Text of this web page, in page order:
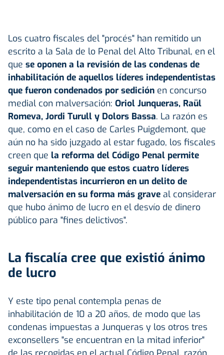
Los cuatro fiscales del "procés" han remitido un
escrito a la Sala de lo Penal del Alto Tribunal, en el
que se oponen a la revisión de las condenas de
inhabilitación de aquellos líderes independentistas
que fueron condenados por sedición en concurso
medial con malversación: Oriol Junqueras, Raül
Romeva, Jordi Turull y Dolors Bassa. La razón es
que, como en el caso de Carles Puigdemont, que
aún no ha sido juzgado al estar fugado, los fiscales
creen que la reforma del Código Penal permite
seguir manteniendo que estos cuatro líderes
independentistas incurrieron en un delito de
malversación en su forma más grave al considerar
que hubo ánimo de lucro en el desvío de dinero
público para "fines delictivos".
La fiscalía cree que existió ánimo
de lucro
Y este tipo penal contempla penas de
inhabilitación de 10 a 20 años, de modo que las
condenas impuestas a Junqueras y los otros tres
exconsellers "se encuentran en la mitad inferior"